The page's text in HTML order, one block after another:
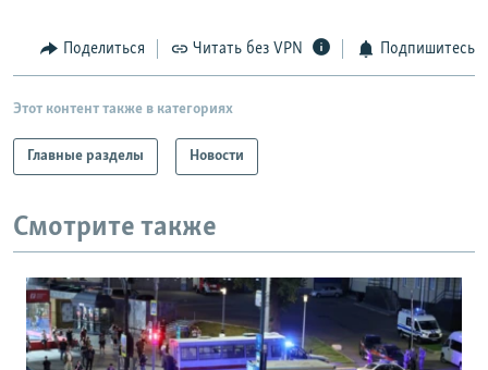
Все сайты РСЕ/РС
Поделиться Читать без VPN Подпишитесь
Этот контент также в категориях
Главные разделы Новости
Смотрите также